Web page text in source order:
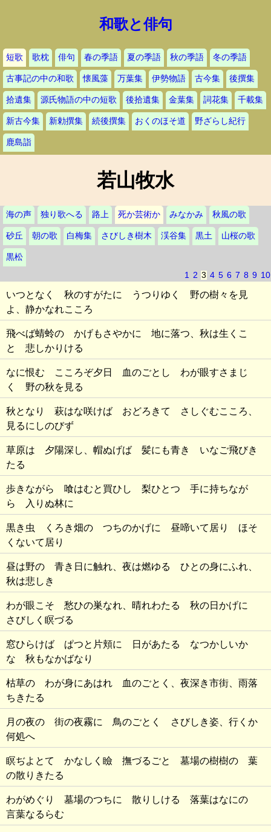
和歌と俳句
短歌 歌枕 俳句 春の季語 夏の季語 秋の季語 冬の季語
古事記の中の和歌 懐風藻 万葉集 伊勢物語 古今集 後撰集
拾遺集 源氏物語の中の短歌 後拾遺集 金葉集 詞花集 千載集
新古今集 新勅撰集 続後撰集 おくのほそ道 野ざらし紀行
鹿島詣
若山牧水
海の声 独り歌へる 路上 死か芸術か みなかみ 秋風の歌
砂丘 朝の歌 白梅集 さびしき樹木 渓谷集 黒土 山桜の歌
黒松
1 2 3 4 5 6 7 8 9 10
いつとなく 秋のすがたに うつりゆく 野の樹々を見
よ、静かなれこころ
飛べば蜻蛉の かげもさやかに 地に落つ、秋は生くこ
と 悲しかりける
なに恨む こころぞ夕日 血のごとし わが眼すさまじ
く 野の秋を見る
秋となり 萩はな咲けば おどろきて さしぐむこころ、
見るにしのびず
草原は 夕陽深し、帽ぬげば 髪にも青き いなご飛びき
たる
歩きながら 喰はむと買ひし 梨ひとつ 手に持ちなが
ら 入りぬ林に
黒き虫 くろき畑の つちのかげに 昼啼いて居り ほそ
くないて居り
昼は野の 青き日に触れ、夜は燃ゆる ひとの身にふれ、
秋は悲しき
わが眼こそ 愁ひの巣なれ、晴れわたる 秋の日かげに
さびしく瞑づる
窓ひらけば ぱつと片頬に 日があたる なつかしいか
な 秋もなかばなり
枯草の わが身にあはれ 血のごとく、夜深き市街、雨落
ちきたる
月の夜の 街の夜霧に 鳥のごとく さびしき姿、行くか
何処へ
瞑ぢよとて かなしく瞼 撫づるごと 墓場の樹樹の 葉
の散りきたる
わがめぐり 墓場のつちに 散りしける 落葉はなにの
言葉なるらむ